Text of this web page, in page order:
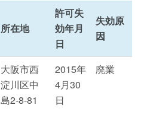
所在地
許可失
効年月
日
失効原
因
大阪市西
淀川区中
島2-8-81
2015年
4月30
日
廃業